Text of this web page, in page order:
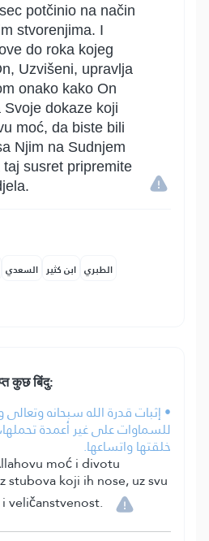
potčinio na način
stvorenjima. I
do roka kojeg
Uzvišeni, upravlja
onako kako On
dokaze koji
moć, da biste bili
Njim na Sudnjem
susret pripremite
السعدي ابن كثير الطبري
कुछ बिंदु:
• إثبات قدرة الله سبحانه
للسماوات على غير أعمدة
خلقتها واتساعها.
moć i divotu
stubova koji ih nose, uz svu
veličanstvenost.